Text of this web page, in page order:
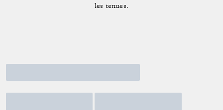
les tenues.